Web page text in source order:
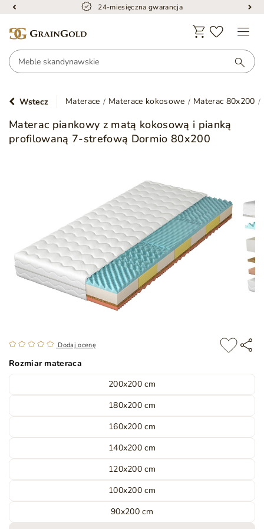
24-miesięczna gwarancja
Wstecz Materace Materace kokosowe Materac 80x200
Materac piankowy z matą kokosową i pianką
profilowaną 7-strefową Dormio 80x200
Dodaj ocenę
Rozmiar materaca
200x200 cm
180x200 cm
160x200 cm
140x200 cm
120x200 cm
100x200 cm
90x200 cm